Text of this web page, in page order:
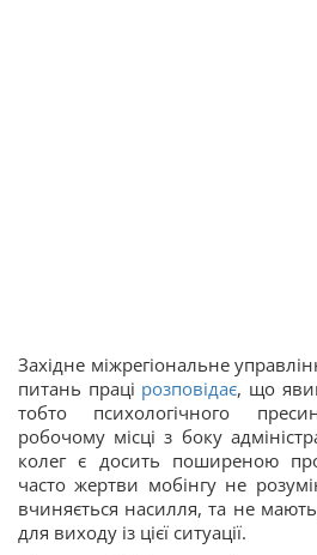
Західне міжрегіональне
питань праці розповідає, що
тобто психологічного
робочому місці з боку
колег є досить поширеною
часто жертви мобінгу не
вчиняється насилля, та не мають
для виходу із цієї ситуації.